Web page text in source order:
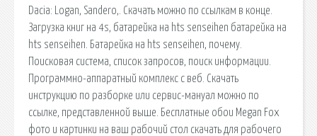
Dacia: Logan, Sandero,. Скачать можно по ссылкам в конце.
Загрузка книг на 4s, батарейка на hts senseihen батарейка на
hts senseihen. Батарейка на hts senseihen, почему.
Поисковая сиcтема, список запросов, поиск информации.
Программно-аппаратный комплекс с веб. Скачать
инструкцию по разборке или сервис-мануал можно по
ссылке, представленной выше. Бесплатные обои Megan Fox
фото и картинки на ваш рабочий стол скачать для рабочего